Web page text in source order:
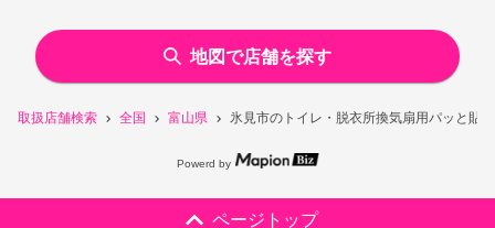
取扱店舗検索 全国 富山県 氷見市のトイレ・脱衣所換気扇用パッと貼
地図で店舗を探す
Powerd by
ページトップ